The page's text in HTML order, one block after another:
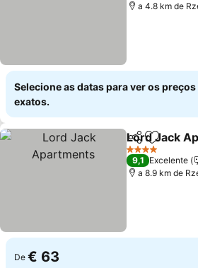
a 4.8 km de
Selecione as datas para ver os preços
exatos.
Partilhar
Lord Jack
4 Estrelas
9,1 Excelente
a 8.9 km de
De € 63